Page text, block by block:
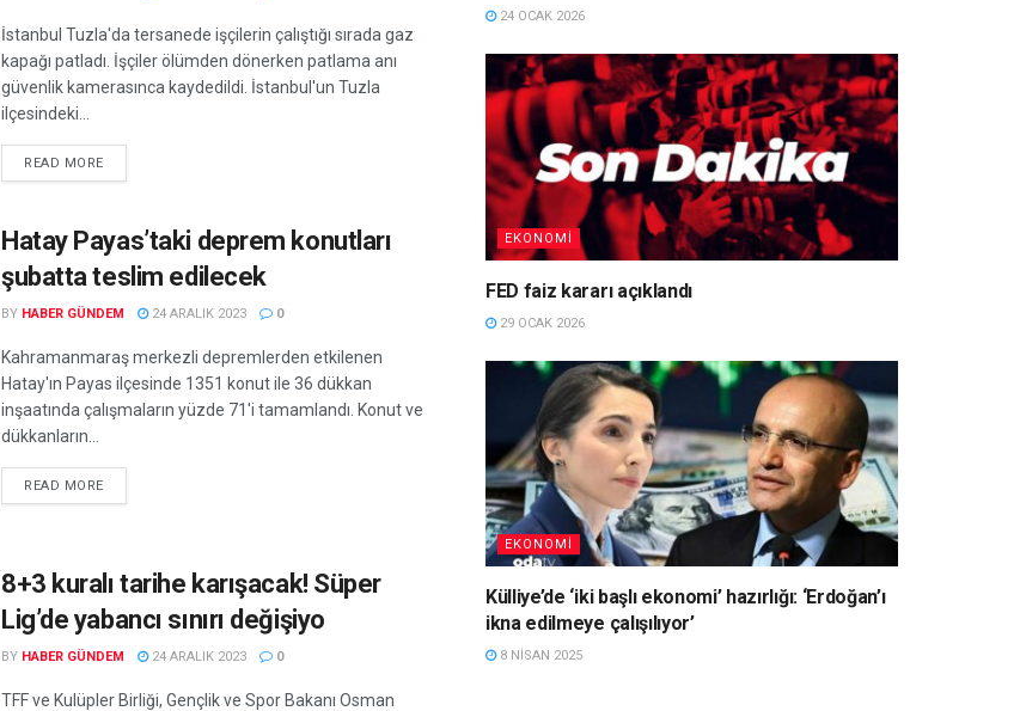
İstanbul Tuzla'da tersanede işçilerin çalıştığı sırada gaz
kapağı patladı. İşçiler ölümden dönerken patlama anı
güvenlik kamerasınca kaydedildi. İstanbul'un Tuzla
ilçesindeki...
READ MORE
Hatay Payas’taki deprem konutları
şubatta teslim edilecek
BY HABER GÜNDEM 24 ARALIK 2023 0
Kahramanmaraş merkezli depremlerden etkilenen
Hatay'ın Payas ilçesinde 1351 konut ile 36 dükkan
inşaatında çalışmaların yüzde 71'i tamamlandı. Konut ve
dükkanların...
READ MORE
8+3 kuralı tarihe karışacak! Süper
Lig’de yabancı sınırı değişiyo
BY HABER GÜNDEM 24 ARALIK 2023 0
TFF ve Kulüpler Birliği, Gençlik ve Spor Bakanı Osman
24 OCAK 2026
EKONOMI
FED faiz kararı açıklandı
29 OCAK 2026
EKONOMI
Külliye’de ‘iki başlı ekonomi’ hazırlığı: ‘Erdoğan’ı
ikna edilmeye çalışılıyor’
8 NISAN 2025